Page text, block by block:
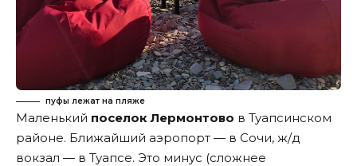
пуфы лежат на пляже
Маленький поселок Лермонтово в Туапсинском
районе. Ближайший аэропорт — в Сочи, ж/д
вокзал — в Туапсе. Это минус (сложнее